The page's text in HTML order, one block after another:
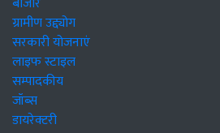
ग्रामीण उद्द्योग
सरकारी योजनाएं
लाइफ स्टाइल
सम्पादकीय
जॉब्स
डायरेक्टरी